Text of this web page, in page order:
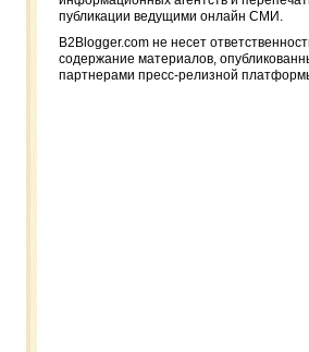
публикации ведущими онлайн СМИ.
B2Blogger.com не несет
содержание материалов,
партнерами пресс-релизной